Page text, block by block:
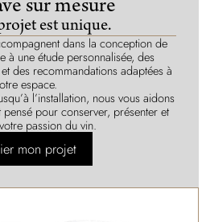
sur mesure
est unique.
dans la conception de
à une étude personnalisée, des
des recommandations adaptées à
espace.
l’installation, nous vous aidons
pour conserver, présenter et
passion du vin.
mon projet